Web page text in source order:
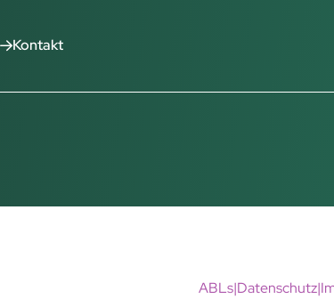
Kontakt
ABLs|Datenschutz|